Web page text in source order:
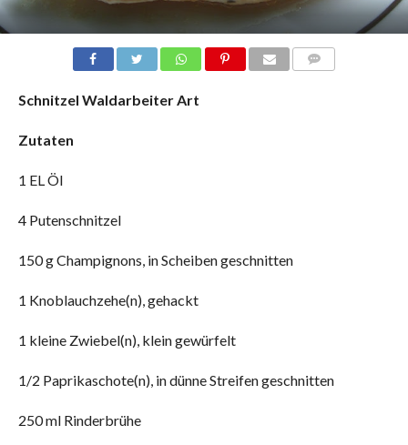
Schnitzel Waldarbeiter Art
Zutaten
1 EL Öl
4 Putenschnitzel
150 g Champignons, in Scheiben geschnitten
1 Knoblauchzehe(n), gehackt
1 kleine Zwiebel(n), klein gewürfelt
1/2 Paprikaschote(n), in dünne Streifen geschnitten
250 ml Rinderbrühe